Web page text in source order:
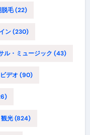
脱毛(22)
ン(230)
ル・ミュージック (43)
デオ (90)
観光(824)